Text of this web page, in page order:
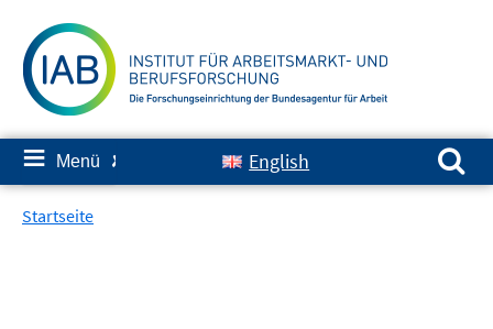
zum
Inhalt
≡ Menü ✘ English
Suchen nach:
Startseite